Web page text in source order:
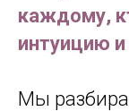
каждому,
интуицию
Мы